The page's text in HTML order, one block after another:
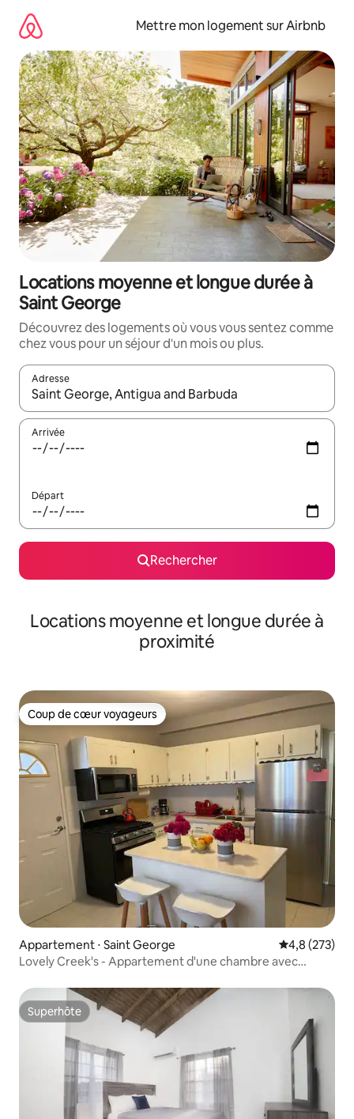
directement
contenu
Mettre mon logement sur Airbnb
Locations moyenne et longue durée à
Saint George
Découvrez des logements où vous vous sentez comme
chez vous pour un séjour d'un mois ou plus.
Adresse
Lorsque les résultats s'affichent, utilisez les flèches vers le
Arrivée
Départ
Rechercher
Locations moyenne et longue durée à
proximité
Coup de cœur voyageurs
Coup de cœur voyageurs
Appartement ⋅ Saint George Évaluation
4,8 (273)
Lovely Creek's - Appartement d'une chambre avec
Superhôte
Superhôte